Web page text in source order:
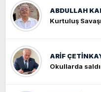
ABDULLAH
Kurtuluş
ARIF
Okullarda